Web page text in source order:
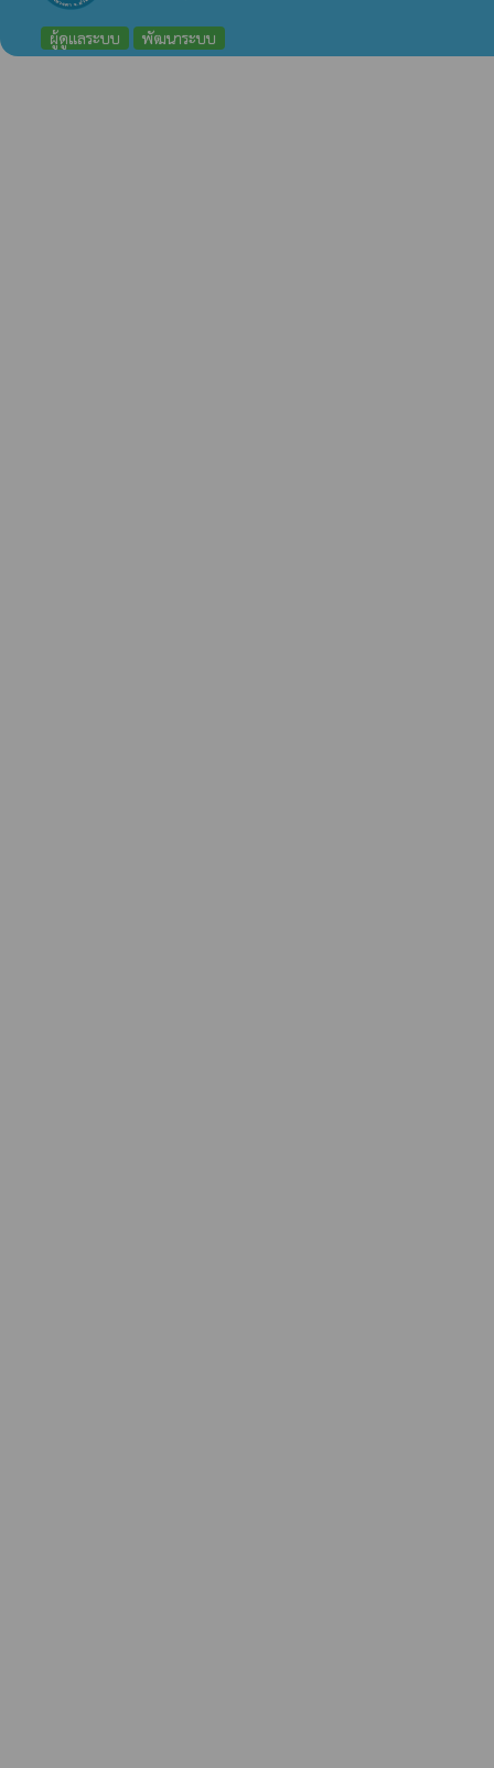
ผู้ดูแลระบบ พัฒนาระบบ